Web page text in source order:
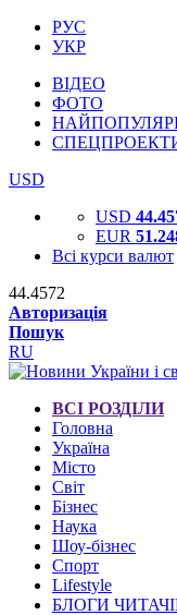
РУС
УКР
ВІДЕО
ФОТО
USD
USD
EUR
Всі курси валют
44.4572
Авторизація
Пошук
RU
ВСІ РОЗДІЛИ
Головна
Україна
Місто
Світ
Бізнес
Наука
Шоу-бізнес
Спорт
Lifestyle
БЛОГИ